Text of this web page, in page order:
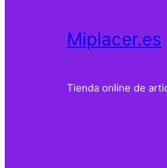
Miplacer.es
Tienda online de